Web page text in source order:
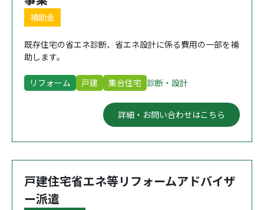
補助金
既存住宅の省エネ診断、省エネ設計に係る費用の一部を補
助します。
リフォーム 戸建 集合住宅 診断・設計
詳細・お問い合わせはこちら
戸建住宅省エネ等リフォームアドバイザ
ー派遣